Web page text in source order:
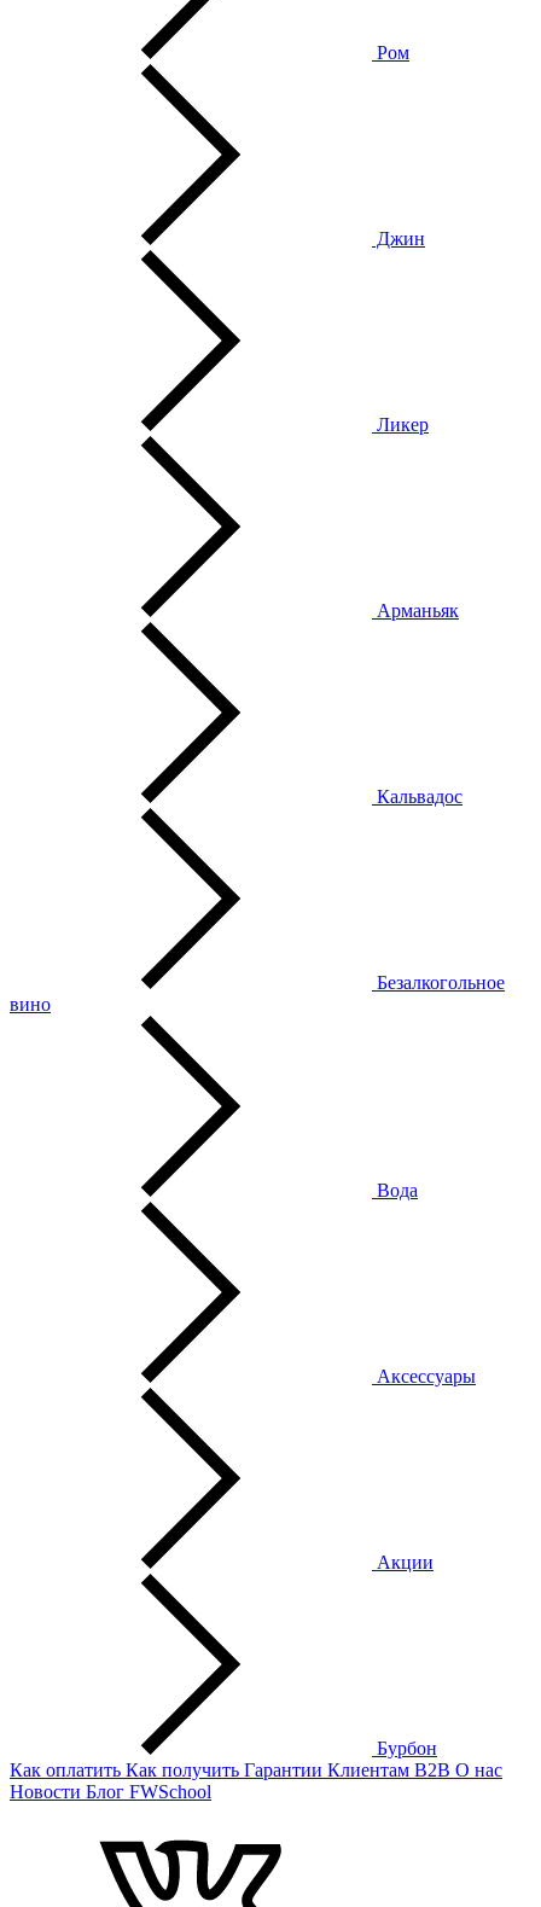
Ром
Джин
Ликер
Арманьяк
Кальвадос
Безалкогольное
вино
Вода
Аксессуары
Акции
Бурбон
Как оплатить Как получить Гарантии Клиентам B2B О нас
Новости Блог FWSchool